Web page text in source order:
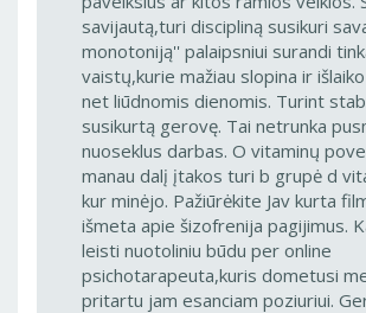
savijautą,turi discipliną susikuri
monotoniją'' palaipsniui surandi
vaistų,kurie mažiau slopina ir
net liūdnomis dienomis. Turint
susikurtą gerovę. Tai netrunka
nuoseklus darbas. O vitaminų
manau dalį įtakos turi b grupė d
kur minėjo. Pažiūrėkite Jav kurta
išmeta apie šizofrenija pagijimus.
leisti nuotoliniu būdu per online
psichotarapeuta,kuris dometusi
pritartu jam esanciam poziuriui.